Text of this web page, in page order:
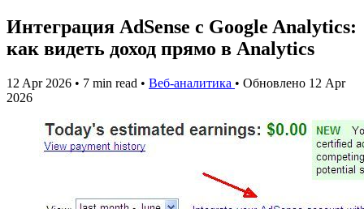
Интеграция AdSense с Google Analytics:
как видеть доход прямо в Analytics
12 Apr 2026 • 7 min read • Веб-аналитика • Обновлено 12 Apr
2026